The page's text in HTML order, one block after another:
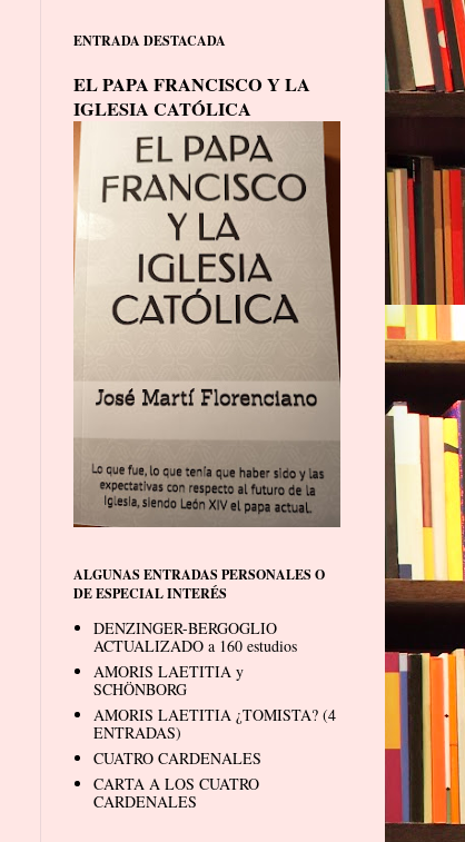
ENTRADA DESTACADA
EL PAPA FRANCISCO Y LA
IGLESIA CATÓLICA
ALGUNAS ENTRADAS PERSONALES O
DE ESPECIAL INTERÉS
DENZINGER-BERGOGLIO
ACTUALIZADO a 160 estudios
AMORIS LAETITIA y
SCHÖNBORG
AMORIS LAETITIA ¿TOMISTA? (4
ENTRADAS)
CUATRO CARDENALES
CARTA A LOS CUATRO
CARDENALES